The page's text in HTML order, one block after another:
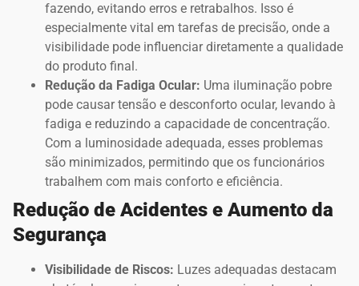
fazendo, evitando erros e retrabalhos. Isso é
especialmente vital em tarefas de precisão, onde a
visibilidade pode influenciar diretamente a qualidade
do produto final.
Redução da Fadiga Ocular: Uma iluminação pobre
pode causar tensão e desconforto ocular, levando à
fadiga e reduzindo a capacidade de concentração.
Com a luminosidade adequada, esses problemas
são minimizados, permitindo que os funcionários
trabalhem com mais conforto e eficiência.
Redução de Acidentes e Aumento da
Segurança
Visibilidade de Riscos: Luzes adequadas destacam